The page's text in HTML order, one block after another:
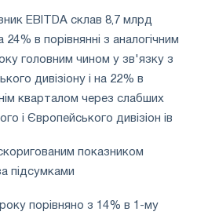
EBITDA склав 8,7 млрд
в порівнянні з аналогічним
головним чином у зв'язку з
дивізіону і на 22% в
кварталом через слабших
і Європейського дивізіон ів
показником
підсумками
порівняно з 14% в 1-му